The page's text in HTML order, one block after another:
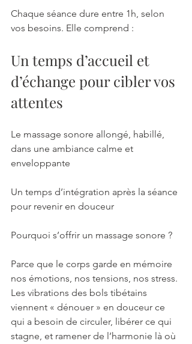
Chaque séance dure entre 1h, selon
vos besoins. Elle comprend :
Un temps d’accueil et
d’échange pour cibler vos
attentes
Le massage sonore allongé, habillé,
dans une ambiance calme et
enveloppante
Un temps d’intégration après la séance
pour revenir en douceur
Pourquoi s’offrir un massage sonore ?
Parce que le corps garde en mémoire
nos émotions, nos tensions, nos stress.
Les vibrations des bols tibétains
viennent « dénouer » en douceur ce
qui a besoin de circuler, libérer ce qui
stagne, et ramener de l’harmonie là où